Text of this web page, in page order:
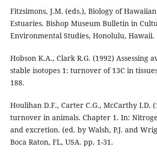
Fitzsimons, J.M. (eds.), Biology of
Estuaries. Bishop Museum Bulletin in
Environmental Studies, Honolulu, Hawaii.
Hobson K.A., Clark R.G. (1992) Assessing
stable isotopes 1: turnover of 13C in
188.
Houlihan D.F., Carter C.G., McCarthy I.D.
turnover in animals. Chapter 1. In:
and excretion. (ed. by Walsh, P.J. and
Boca Raton, FL, USA. pp. 1-31.